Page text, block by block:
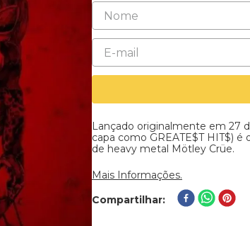
Lançado originalmente em 27
capa como GREATE$T HIT$)
de heavy metal Mötley Crüe.
Mais Informações.
Compartilhar